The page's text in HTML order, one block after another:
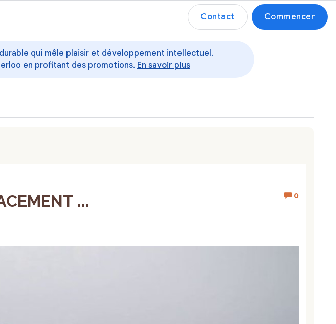
Contact Commencer
qui mêle plaisir et développement intellectuel.
en profitant des promotions. En savoir plus
0
...